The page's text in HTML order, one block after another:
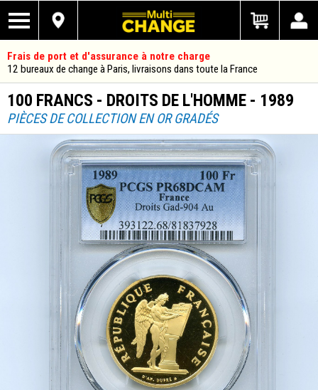
Frais de port et d'assurance à notre charge
12 bureaux de change à Paris, livraisons dans toute la France
100 FRANCS - DROITS DE L'HOMME - 1989
PIÈCES DE COLLECTION EN OR GRADÉS